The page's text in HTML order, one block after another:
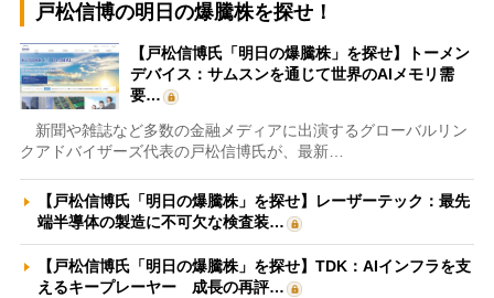
戸松信博の明日の爆騰株を探せ！
【戸松信博氏「明日の爆騰株」を探せ】トーメン
デバイス：サムスンを通じて世界のAIメモリ需
要…
新聞や雑誌など多数の金融メディアに出演するグローバルリン
クアドバイザーズ代表の戸松信博氏が、最新…
【戸松信博氏「明日の爆騰株」を探せ】レーザーテック：最先
端半導体の製造に不可欠な検査装…
【戸松信博氏「明日の爆騰株」を探せ】TDK：AIインフラを支
えるキープレーヤー 成長の再評…